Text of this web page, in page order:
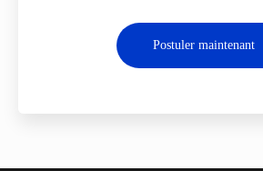
Postuler maintenant